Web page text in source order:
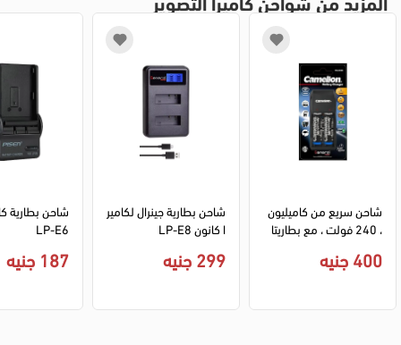
، 240 فولت ، مع بطاريتا
400 جنيه
شاحن بطارية جينرال لكامير
ا كانون LP-E8
299 جنيه
LP-E6
187 جنيه